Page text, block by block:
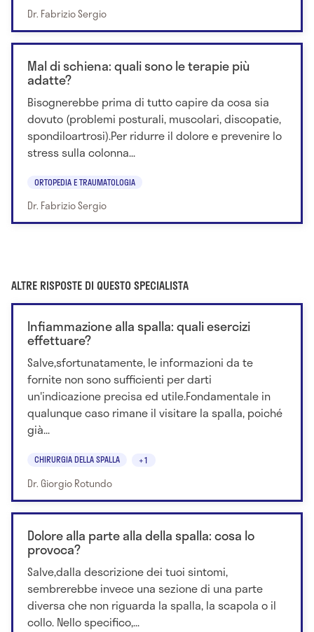
Dr. Fabrizio Sergio
Mal di schiena: quali sono le terapie più
adatte?
Bisognerebbe prima di tutto capire da cosa sia
dovuto (problemi posturali, muscolari, discopatie,
spondiloartrosi).Per ridurre il dolore e prevenire lo
stress sulla colonna...
ORTOPEDIA E TRAUMATOLOGIA
Dr. Fabrizio Sergio
ALTRE RISPOSTE DI QUESTO SPECIALISTA
Infiammazione alla spalla: quali esercizi
effettuare?
Salve,sfortunatamente, le informazioni da te
fornite non sono sufficienti per darti
un'indicazione precisa ed utile.Fondamentale in
qualunque caso rimane il visitare la spalla, poiché
già...
CHIRURGIA DELLA SPALLA +1
Dr. Giorgio Rotundo
Dolore alla parte alla della spalla: cosa lo
provoca?
Salve,dalla descrizione dei tuoi sintomi,
sembrerebbe invece una sezione di una parte
diversa che non riguarda la spalla, la scapola o il
collo. Nello specifico,...